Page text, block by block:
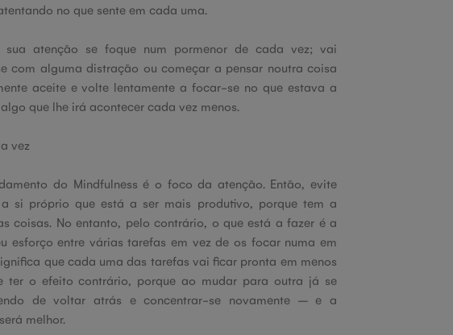
no que sente em cada uma.
atenção se foque num pormenor de cada vez; vai
com alguma distração ou começar a pensar noutra coisa
aceite e volte lentamente a focar-se no que estava a
que lhe irá acontecer cada vez menos.
vez
do Mindfulness é o foco da atenção. Então, evite
si próprio que está a ser mais produtivo, porque tem a
coisas. No entanto, pelo contrário, o que está a fazer é a
esforço entre várias tarefas em vez de os focar numa em
que cada uma das tarefas vai ficar pronta em menos
ter o efeito contrário, porque ao mudar para outra já se
de voltar atrás e concentrar-se novamente – e a
melhor.